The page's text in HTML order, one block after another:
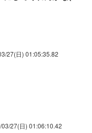
27(日) 01:05:35.82
03/27(日) 01:06:10.42